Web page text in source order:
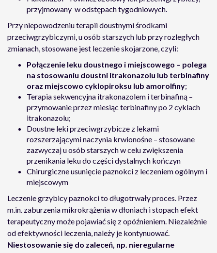
przyjmowany w odstępach tygodniowych.
Przy niepowodzeniu terapii doustnymi środkami
przeciwgrzybiczymi, u osób starszych lub przy rozległych
zmianach, stosowane jest leczenie skojarzone, czyli:
Połączenie leku doustnego i miejscowego – polega
na stosowaniu doustni itrakonazolu lub terbinafiny
oraz miejscowo cyklopiroksu lub amorolfiny;
Terapia sekwencyjna itrakonazolem i terbinafiną –
przymowanie przez miesiąc terbinafiny po 2 cyklach
itrakonazolu;
Doustne leki przeciwgrzybicze z lekami
rozszerzającymi naczynia krwionośne – stosowane
zazwyczaj u osób starszych w celu zwiększenia
przenikania leku do części dystalnych kończyn
Chirurgiczne usunięcie paznokci z leczeniem ogólnym i
miejscowym
Leczenie grzybicy paznokci to długotrwały proces. Przez
m.in. zaburzenia mikrokrążenia w dłoniach i stopach efekt
terapeutyczny może pojawiać się z opóźnieniem. Niezależnie
od efektywności leczenia, należy je kontynuować.
Niestosowanie się do zaleceń, np. nieregularne